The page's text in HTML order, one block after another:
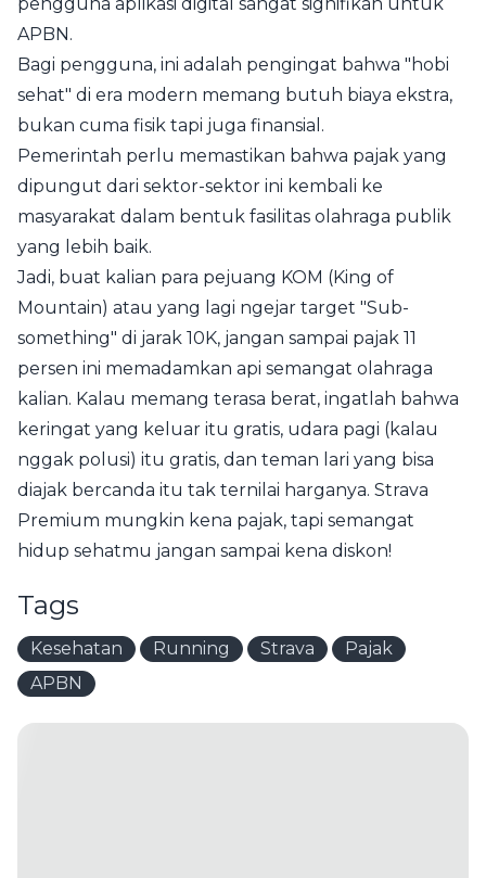
APBN.
Bagi pengguna, ini adalah pengingat bahwa "hobi
sehat" di era modern memang butuh biaya ekstra,
bukan cuma fisik tapi juga finansial.
Pemerintah perlu memastikan bahwa pajak yang
dipungut dari sektor-sektor ini kembali ke
masyarakat dalam bentuk fasilitas olahraga publik
yang lebih baik.
Jadi, buat kalian para pejuang KOM (King of
Mountain) atau yang lagi ngejar target "Sub-
something" di jarak 10K, jangan sampai pajak 11
persen ini memadamkan api semangat olahraga
kalian. Kalau memang terasa berat, ingatlah bahwa
keringat yang keluar itu gratis, udara pagi (kalau
nggak polusi) itu gratis, dan teman lari yang bisa
diajak bercanda itu tak ternilai harganya. Strava
Premium mungkin kena pajak, tapi semangat
hidup sehatmu jangan sampai kena diskon!
Tags
Kesehatan Running Strava
Pajak
APBN